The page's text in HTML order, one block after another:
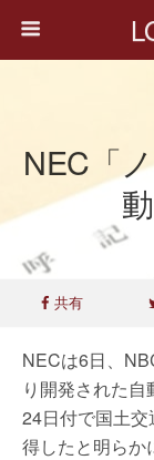
NEC「
共有
NECは6日、
り開発された
24日付で国土
得したと明らか